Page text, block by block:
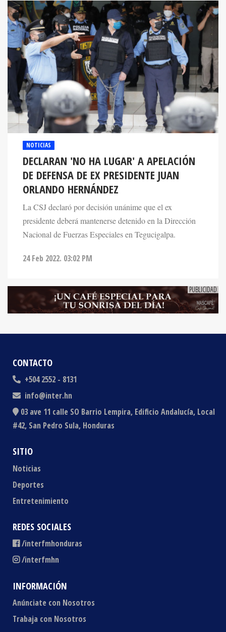
NOTICIAS
DECLARAN 'NO HA LUGAR' A APELACIÓN
DE DEFENSA DE EX PRESIDENTE JUAN
ORLANDO HERNÁNDEZ
La CSJ declaró por decisión unánime que el ex
presidente deberá mantenerse detenido en la Dirección
Nacional de Fuerzas Especiales en Tegucigalpa.
CONTACTO
+504 2552 - 8131
info@inter.hn
03 ave 11 calle SO Barrio Lempira, Edificio Andalucía, Local
#42, San Pedro Sula, Honduras
SITIO
Noticias
Deportes
Entretenimiento
REDES SOCIALES
/interfmhonduras
/interfmhn
INFORMACIÓN
Anúnciate con Nosotros
Trabaja con Nosotros